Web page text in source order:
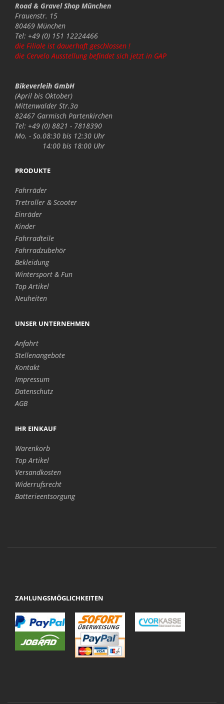
Road & Gravel Shop München
Frauenstr. 15
80469 München
Tel: +49 (0) 151 12224466
die Filiale ist dauerhaft geschlossen !
die Cervelo Ausstellung befindet sich jetzt in GAP
Bikeverleih GmbH
(April bis Oktober)
Mittenwalder Str.3a
82467 Garmisch Partenkirchen
Tel: +49 (0) 8821 - 7818390
Mo. - So.08:30 bis 12:30 Uhr
14:00 bis 18:00 Uhr
PRODUKTE
Fahrräder
Tretroller & Scooter
Einräder
Kinder
Fahrradteile
Fahrradzubehör
Bekleidung
Wintersport & Fun
Top Artikel
Neuheiten
UNSER UNTERNEHMEN
Anfahrt
Stellenangebote
Kontakt
Impressum
Datenschutz
AGB
IHR EINKAUF
Warenkorb
Top Artikel
Versandkosten
Widerrufsrecht
Batterieentsorgung
ZAHLUNGSMÖGLICHKEITEN